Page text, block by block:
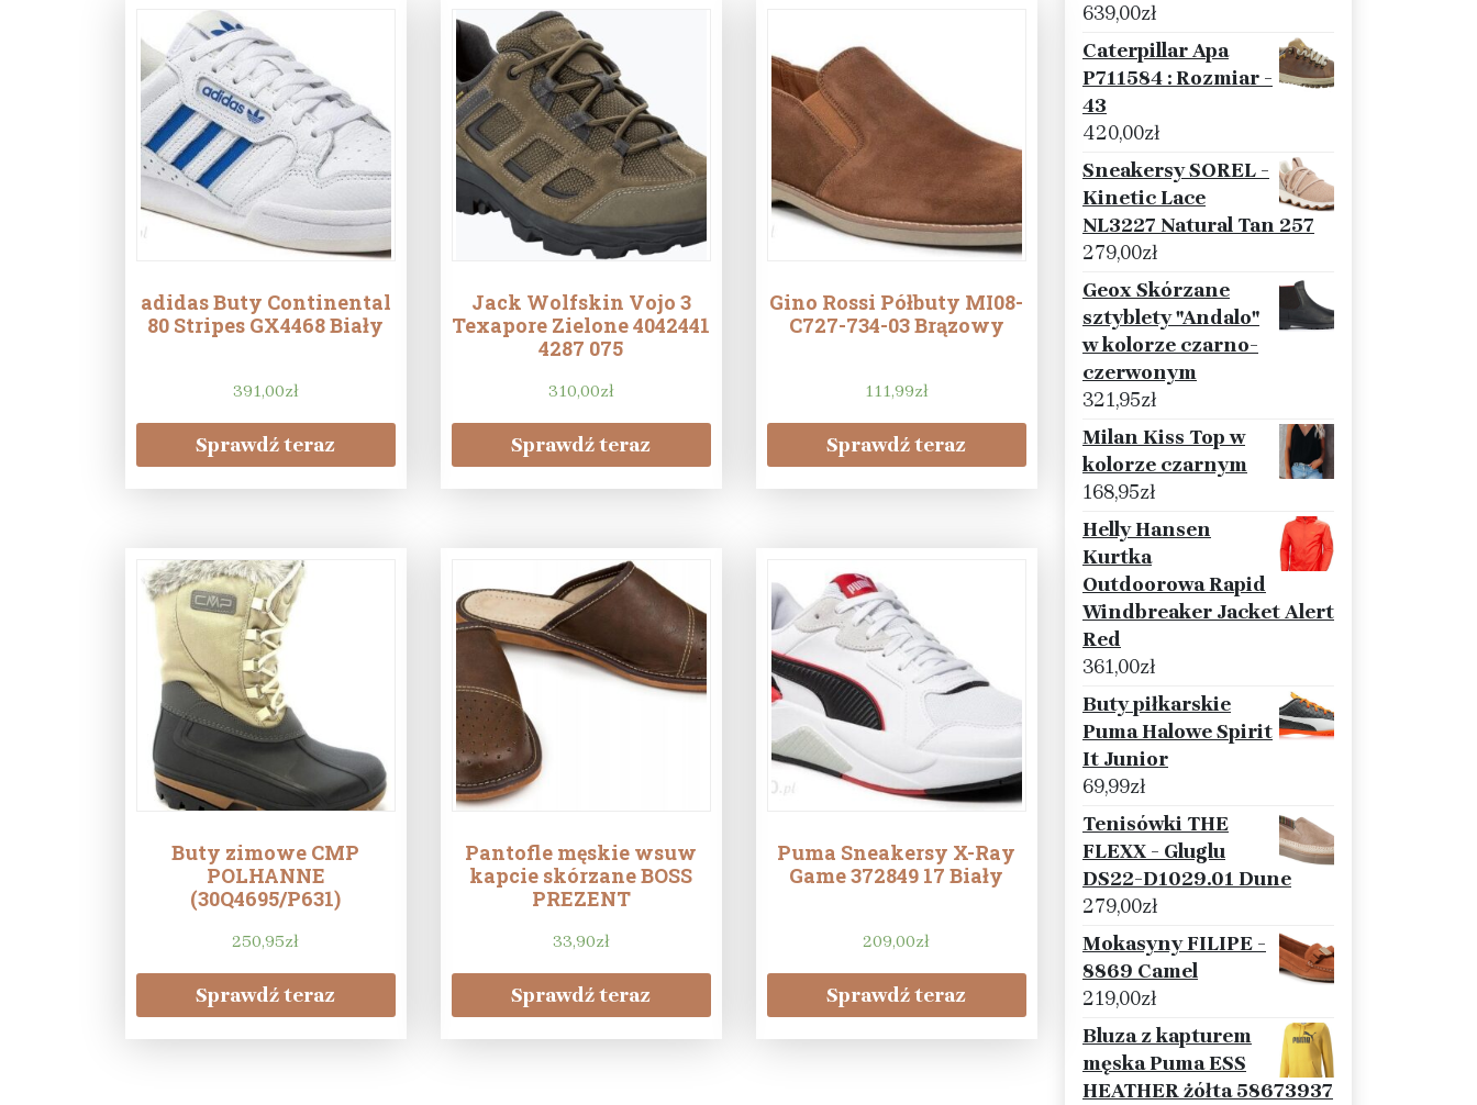
adidas Buty Continental
80 Stripes GX4468 Biały
391,00zł
Sprawdź teraz
Jack Wolfskin Vojo 3
Texapore Zielone 4042441
4287 075
310,00zł
Sprawdź teraz
Gino Rossi Półbuty MI08-
C727-734-03 Brązowy
111,99zł
Sprawdź teraz
Buty zimowe CMP
POLHANNE
(30Q4695/P631)
250,95zł
Sprawdź teraz
Pantofle męskie wsuw
kapcie skórzane BOSS
PREZENT
33,90zł
Sprawdź teraz
Puma Sneakersy X-Ray
Game 372849 17 Biały
209,00zł
Sprawdź teraz
639,00zł
Caterpillar Apa
P711584 : Rozmiar -
43
420,00zł
Sneakersy SOREL -
Kinetic Lace
NL3227 Natural Tan 257
279,00zł
Geox Skórzane
sztyblety "Andalo"
w kolorze czarno-
czerwonym
321,95zł
Milan Kiss Top w
kolorze czarnym
168,95zł
Helly Hansen
Kurtka
Outdoorowa Rapid
Windbreaker Jacket Alert
Red
361,00zł
Buty piłkarskie
Puma Halowe Spirit
It Junior
69,99zł
Tenisówki THE
FLEXX - Gluglu
DS22-D1029.01 Dune
279,00zł
Mokasyny FILIPE -
8869 Camel
219,00zł
Bluza z kapturem
męska Puma ESS
HEATHER żółta 58673937